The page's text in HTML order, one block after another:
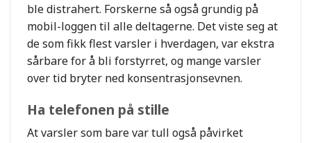
ble distrahert. Forskerne så også grundig på
mobil-loggen til alle deltagerne. Det viste seg at
de som fikk flest varsler i hverdagen, var ekstra
sårbare for å bli forstyrret, og mange varsler
over tid bryter ned konsentrasjonsevnen.
Ha telefonen på stille
At varsler som bare var tull også påvirket